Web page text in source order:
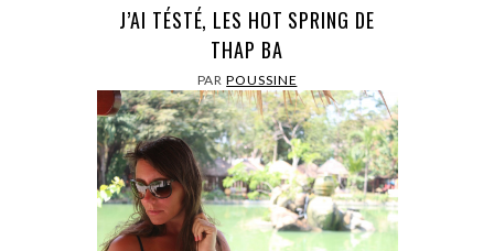
J’AI TÉSTÉ, LES HOT SPRING DE
THAP BA
PARPOUSSINE